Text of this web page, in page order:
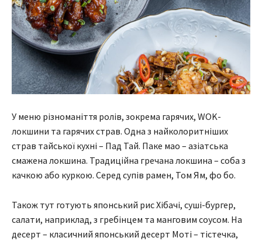
У меню різноманіття ролів, зокрема гарячих, WOK-
локшини та гарячих страв. Одна з найколоритніших
страв тайської кухні – Пад Тай. Паке мао – азіатська
смажена локшина. Традиційна гречана локшина – соба з
качкою або куркою. Серед супів рамен, Том Ям, фо бо.
Також тут готують японський рис Хібачі, суші-бургер,
салати, наприклад, з гребінцем та манговим соусом. На
десерт – класичний японський десерт Моті – тістечка,